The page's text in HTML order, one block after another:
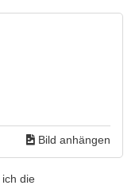
Bild anhängen
die